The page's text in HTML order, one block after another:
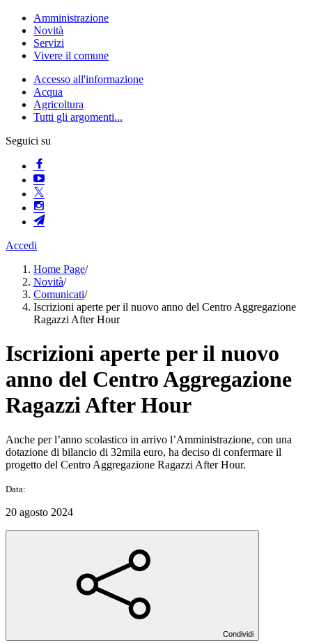
Amministrazione
Novità
Servizi
Vivere il comune
Accesso all'informazione
Acqua
Agricoltura
Tutti gli argomenti...
Seguici su
Accedi
Home Page/
Novità/
Comunicati/
Iscrizioni aperte per il nuovo anno del Centro Aggregazione
Ragazzi After Hour
Iscrizioni aperte per il nuovo
anno del Centro Aggregazione
Ragazzi After Hour
Anche per l’anno scolastico in arrivo l’Amministrazione, con una
dotazione di bilancio di 32mila euro, ha deciso di confermare il
progetto del Centro Aggregazione Ragazzi After Hour.
Data:
20 agosto 2024
Condividi